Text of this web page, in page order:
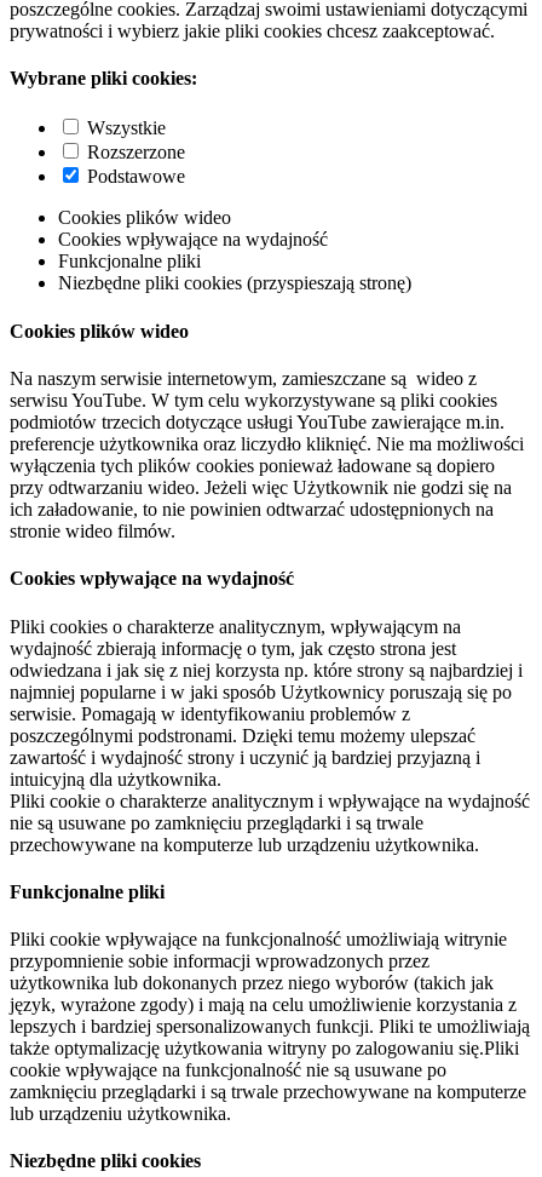
poszczególne cookies. Zarządzaj swoimi ustawieniami dotyczącymi
prywatności i wybierz jakie pliki cookies chcesz zaakceptować.
Wybrane pliki cookies:
Wszystkie
Rozszerzone
Podstawowe
Cookies plików wideo
Cookies wpływające na wydajność
Funkcjonalne pliki
Niezbędne pliki cookies (przyspieszają stronę)
Cookies plików wideo
Na naszym serwisie internetowym, zamieszczane są wideo z
serwisu YouTube. W tym celu wykorzystywane są pliki cookies
podmiotów trzecich dotyczące usługi YouTube zawierające m.in.
preferencje użytkownika oraz liczydło kliknięć. Nie ma możliwości
wyłączenia tych plików cookies ponieważ ładowane są dopiero
przy odtwarzaniu wideo. Jeżeli więc Użytkownik nie godzi się na
ich załadowanie, to nie powinien odtwarzać udostępnionych na
stronie wideo filmów.
Cookies wpływające na wydajność
Pliki cookies o charakterze analitycznym, wpływającym na
wydajność zbierają informację o tym, jak często strona jest
odwiedzana i jak się z niej korzysta np. które strony są najbardziej i
najmniej popularne i w jaki sposób Użytkownicy poruszają się po
serwisie. Pomagają w identyfikowaniu problemów z
poszczególnymi podstronami. Dzięki temu możemy ulepszać
zawartość i wydajność strony i uczynić ją bardziej przyjazną i
intuicyjną dla użytkownika.
Pliki cookie o charakterze analitycznym i wpływające na wydajność
nie są usuwane po zamknięciu przeglądarki i są trwale
przechowywane na komputerze lub urządzeniu użytkownika.
Funkcjonalne pliki
Pliki cookie wpływające na funkcjonalność umożliwiają witrynie
przypomnienie sobie informacji wprowadzonych przez
użytkownika lub dokonanych przez niego wyborów (takich jak
język, wyrażone zgody) i mają na celu umożliwienie korzystania z
lepszych i bardziej spersonalizowanych funkcji. Pliki te umożliwiają
także optymalizację użytkowania witryny po zalogowaniu się.Pliki
cookie wpływające na funkcjonalność nie są usuwane po
zamknięciu przeglądarki i są trwale przechowywane na komputerze
lub urządzeniu użytkownika.
Niezbędne pliki cookies